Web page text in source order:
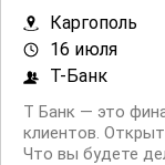
Каргополь
16 июля
Т-Банк
Т Банк — это
клиентов.
Что вы будете